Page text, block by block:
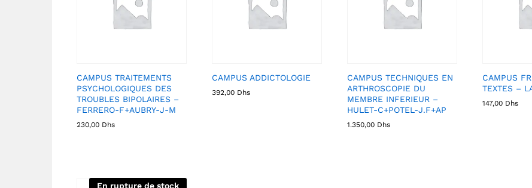
CAMPUS TRAITEMENTS
PSYCHOLOGIQUES DES
TROUBLES BIPOLAIRES –
FERRERO-F+AUBRY-J-M
230,00 Dhs
CAMPUS ADDICTOLOGIE
392,00 Dhs
CAMPUS TECHNIQUES EN
ARTHROSCOPIE DU
MEMBRE INFERIEUR –
HULET-C+POTEL-J.F+AP
1.350,00 Dhs
CAMPUS
TEXTES –
147,00 Dhs
En rupture de stock